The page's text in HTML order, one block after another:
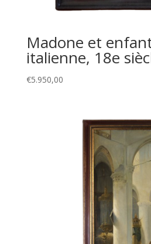
Madone et
italienne, 18e
€5.950,00